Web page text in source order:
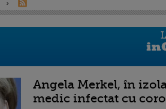
Angela Merkel, în
medic infectat cu